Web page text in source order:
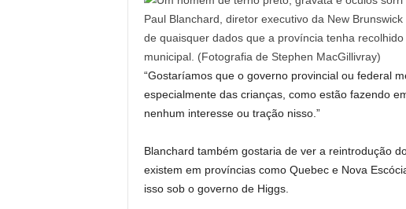
Paul Blanchard, diretor executivo da New
de quaisquer dados que a província tenha
municipal. (Fotografia de Stephen MacGillivray)
“Gostaríamos que o governo provincial ou federal
especialmente das crianças, como estão fazendo
nenhum interesse ou tração nisso.”
Blanchard também gostaria de ver a reintrodução
existem em províncias como Quebec e Nova
isso sob o governo de Higgs.